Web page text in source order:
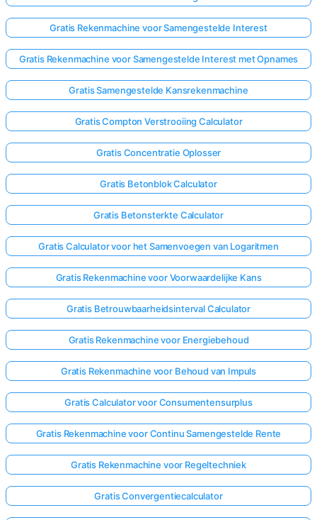
Gratis Rekenmachine voor Samengestelde Interest
Gratis Rekenmachine voor Samengestelde Interest met Opnames
Gratis Samengestelde Kansrekenmachine
Gratis Compton Verstrooiing Calculator
Gratis Concentratie Oplosser
Gratis Betonblok Calculator
Gratis Betonsterkte Calculator
Gratis Calculator voor het Samenvoegen van Logaritmen
Gratis Rekenmachine voor Voorwaardelijke Kans
Gratis Betrouwbaarheidsinterval Calculator
Gratis Rekenmachine voor Energiebehoud
Gratis Rekenmachine voor Behoud van Impuls
Gratis Calculator voor Consumentensurplus
Gratis Rekenmachine voor Continu Samengestelde Rente
Gratis Rekenmachine voor Regeltechniek
Gratis Convergentiecalculator